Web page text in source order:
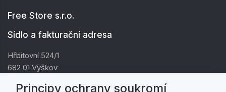
Free Store s.r.o.
Sídlo a fakturační adresa
Hřbitovní 524/1
682 01 Vyškov
Principy ochrany soukromí